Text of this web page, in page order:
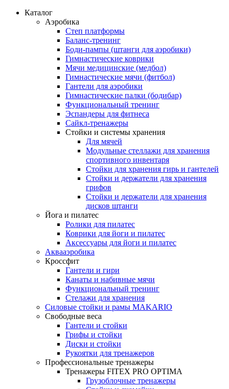
Каталог
Аэробика
Степ платформы
Баланс-тренинг
Боди-пампы (штанги для аэробики)
Гимнастические коврики
Мячи медицинские (медбол)
Гимнастические мячи (фитбол)
Гантели для аэробики
Гимнастические палки (бодибар)
Функциональный тренинг
Эспандеры для фитнеса
Сайкл-тренажеры
Стойки и системы хранения
Для мячей
Модульные стеллажи для хранения
спортивного инвентаря
Стойки для хранения гирь и гантелей
Стойки и держатели для хранения
грифов
Стойки и держатели для хранения
дисков штанги
Йога и пилатес
Ролики для пилатес
Коврики для йоги и пилатес
Аксессуары для йоги и пилатес
Аквааэробика
Кроссфит
Гантели и гири
Канаты и набивные мячи
Функциональный тренинг
Стелажи для хранения
Силовые стойки и рамы MAKARIO
Свободные веса
Гантели и стойки
Грифы и стойки
Диски и стойки
Рукоятки для тренажеров
Профессиональные тренажеры
Тренажеры FITEX PRO OPTIMA
Грузоблочные тренажеры